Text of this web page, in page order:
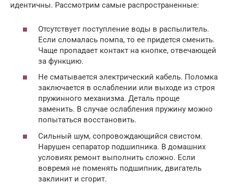
идентичны. Рассмотрим самые распространенные:
Отсутствует поступление воды в распылитель.
Если сломалась помпа, то ее придется сменить.
Чаще пропадает контакт на кнопке, отвечающей
за функцию.
Не сматывается электрический кабель. Поломка
заключается в ослаблении или выходе из строя
пружинного механизма. Деталь проще
заменить. В случае ослабления пружину можно
попытаться восстановить.
Сильный шум, сопровождающийся свистом.
Нарушен сепаратор подшипника. В домашних
условиях ремонт выполнить сложно. Если
вовремя не поменять подшипник, двигатель
заклинит и сгорит.